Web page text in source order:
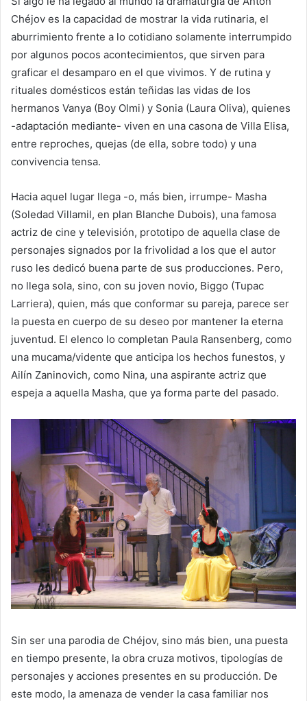
Chéjov es la capacidad de mostrar la vida rutinaria, el
aburrimiento frente a lo cotidiano solamente interrumpido
por algunos pocos acontecimientos, que sirven para
graficar el desamparo en el que vivimos. Y de rutina y
rituales domésticos están teñidas las vidas de los
hermanos Vanya (Boy Olmi) y Sonia (Laura Oliva), quienes
-adaptación mediante- viven en una casona de Villa Elisa,
entre reproches, quejas (de ella, sobre todo) y una
convivencia tensa.
Hacia aquel lugar llega -o, más bien, irrumpe- Masha
(Soledad Villamil, en plan Blanche Dubois), una famosa
actriz de cine y televisión, prototipo de aquella clase de
personajes signados por la frivolidad a los que el autor
ruso les dedicó buena parte de sus producciones. Pero,
no llega sola, sino, con su joven novio, Biggo (Tupac
Larriera), quien, más que conformar su pareja, parece ser
la puesta en cuerpo de su deseo por mantener la eterna
juventud. El elenco lo completan Paula Ransenberg, como
una mucama/vidente que anticipa los hechos funestos, y
Ailín Zaninovich, como Nina, una aspirante actriz que
espeja a aquella Masha, que ya forma parte del pasado.
Sin ser una parodia de Chéjov, sino más bien, una puesta
en tiempo presente, la obra cruza motivos, tipologías de
personajes y acciones presentes en su producción. De
este modo, la amenaza de vender la casa familiar nos